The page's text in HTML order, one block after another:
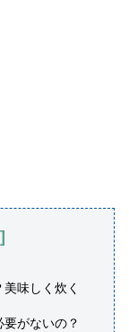
味しく炊く
がないの？